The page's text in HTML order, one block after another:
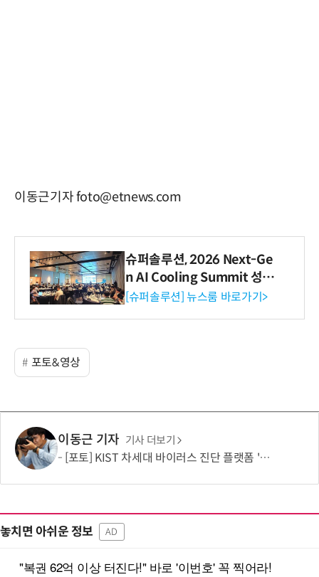
이동근기자 foto@etnews.com
슈퍼솔루션, 2026 Next-Ge
n AI Cooling Summit 성황
리 성료
[슈퍼솔루션] 뉴스룸 바로가기>
포토&영상
이동근 기자 기사 더보기
[포토] KIST 차세대 바이러스 진단 플랫폼 '퓨전 어세이' 개발
놓치면 아쉬운 정보 AD